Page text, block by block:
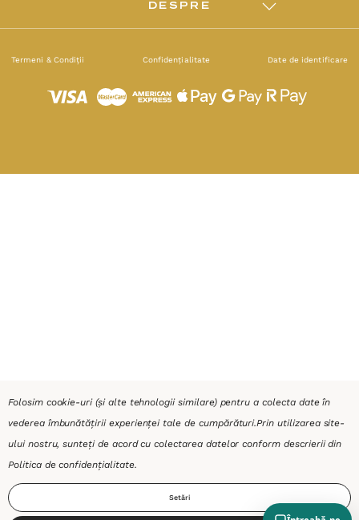
DESPRE
Termeni & Condiții Confidențialitate Date de identificare
Folosim cookie-uri (și alte tehnologii similare) pentru a colecta date în
vederea îmbunătățirii experienței tale de cumpărături.Prin utilizarea site-
ului nostru, sunteți de acord cu colectarea datelor conform descrierii din
Politica de confidențialitate.
Setări